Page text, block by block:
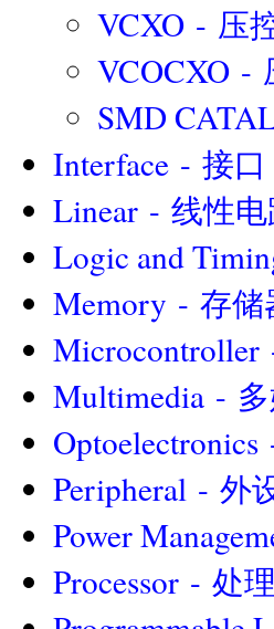
VCXO - 压
VCOCXO -
SMD
Interface - 接口
Linear - 线性
Logic and
Memory - 存储
Multimedia -
Peripheral - 外
Power
Processor - 处